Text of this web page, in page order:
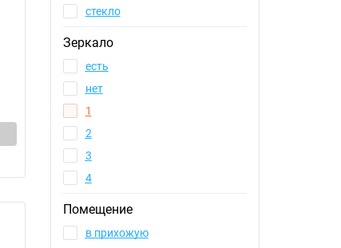
стекло
Зеркало
есть
нет
1
2
3
4
Помещение
в прихожую